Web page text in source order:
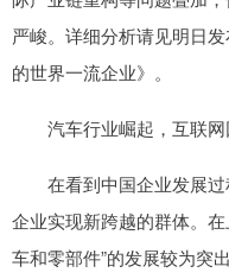
严峻。详细分析请见明日
的世界一流企业》。
汽车行业崛起，互联网
在看到中国企业发展过
企业实现新跨越的群体。
车和零部件”的发展较为突